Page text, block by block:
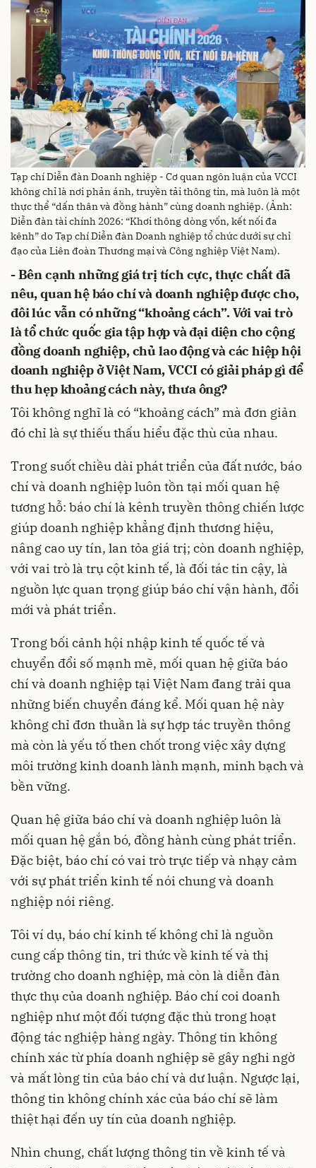
Tạp chí Diễn đàn Doanh nghiệp - Cơ quan ngôn luận của VCCI
không chỉ là nơi phản ánh, truyền tải thông tin, mà luôn là một
thực thể “dấn thân và đồng hành” cùng doanh nghiệp. (Ảnh:
Diễn đàn tài chính 2026: “Khơi thông dòng vốn, kết nối đa
kênh” do Tạp chí Diễn đàn Doanh nghiệp tổ chức dưới sự chỉ
đạo của Liên đoàn Thương mại và Công nghiệp Việt Nam).
- Bên cạnh những giá trị tích cực, thực chất đã
nêu, quan hệ báo chí và doanh nghiệp được cho,
đôi lúc vẫn có những “khoảng cách”. Với vai trò
là tổ chức quốc gia tập hợp và đại diện cho cộng
đồng doanh nghiệp, chủ lao động và các hiệp hội
doanh nghiệp ở Việt Nam, VCCI có giải pháp gì để
thu hẹp khoảng cách này, thưa ông?
Tôi không nghĩ là có “khoảng cách” mà đơn giản
đó chỉ là sự thiếu thấu hiểu đặc thù của nhau.
Trong suốt chiều dài phát triển của đất nước, báo
chí và doanh nghiệp luôn tồn tại mối quan hệ
tương hỗ: báo chí là kênh truyền thông chiến lược
giúp doanh nghiệp khẳng định thương hiệu,
nâng cao uy tín, lan tỏa giá trị; còn doanh nghiệp,
với vai trò là trụ cột kinh tế, là đối tác tin cậy, là
nguồn lực quan trọng giúp báo chí vận hành, đổi
mới và phát triển.
Trong bối cảnh hội nhập kinh tế quốc tế và
chuyển đổi số mạnh mẽ, mối quan hệ giữa báo
chí và doanh nghiệp tại Việt Nam đang trải qua
những biến chuyển đáng kể. Mối quan hệ này
không chỉ đơn thuần là sự hợp tác truyền thông
mà còn là yếu tố then chốt trong việc xây dựng
môi trường kinh doanh lành mạnh, minh bạch và
bền vững.
Quan hệ giữa báo chí và doanh nghiệp luôn là
mối quan hệ gắn bó, đồng hành cùng phát triển.
Đặc biệt, báo chí có vai trò trực tiếp và nhạy cảm
với sự phát triển kinh tế nói chung và doanh
nghiệp nói riêng.
Tôi ví dụ, báo chí kinh tế không chỉ là nguồn
cung cấp thông tin, tri thức về kinh tế và thị
trường cho doanh nghiệp, mà còn là diễn đàn
thực thụ của doanh nghiệp. Báo chí coi doanh
nghiệp như một đối tượng đặc thù trong hoạt
động tác nghiệp hàng ngày. Thông tin không
chính xác từ phía doanh nghiệp sẽ gây nghi ngờ
và mất lòng tin của báo chí và dư luận. Ngược lại,
thông tin không chính xác của báo chí sẽ làm
thiệt hại đến uy tín của doanh nghiệp.
Nhìn chung, chất lượng thông tin về kinh tế và